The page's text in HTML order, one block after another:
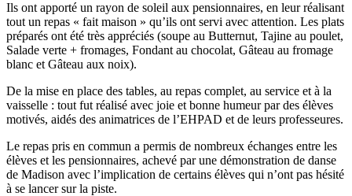
Ils ont apporté un rayon de soleil aux pensionnaires, en leur réalisant
tout un repas « fait maison » qu’ils ont servi avec attention. Les plats
préparés ont été très appréciés (soupe au Butternut, Tajine au poulet,
Salade verte + fromages, Fondant au chocolat, Gâteau au fromage
blanc et Gâteau aux noix).
De la mise en place des tables, au repas complet, au service et à la
vaisselle : tout fut réalisé avec joie et bonne humeur par des élèves
motivés, aidés des animatrices de l’EHPAD et de leurs professeures.
Le repas pris en commun a permis de nombreux échanges entre les
élèves et les pensionnaires, achevé par une démonstration de danse
de Madison avec l’implication de certains élèves qui n’ont pas hésité
à se lancer sur la piste.